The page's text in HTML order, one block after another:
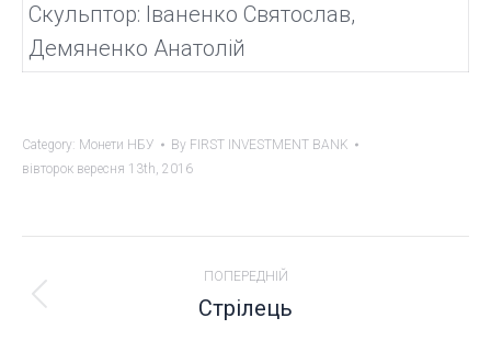
Скульптор: Іваненко Святослав,
Демяненко Анатолій
Category: Монети НБУ By FIRST INVESTMENT BANK
вівторок вересня 13th, 2016
NAVIGATION
ПОПЕРЕДНІЙ
Previous
Стрілець